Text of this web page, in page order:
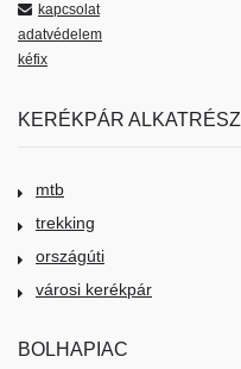
kapcsolat
adatvédelem
kéfix
KERÉKPÁR ALKATRÉSZ
mtb
trekking
országúti
városi kerékpár
BOLHAPIAC